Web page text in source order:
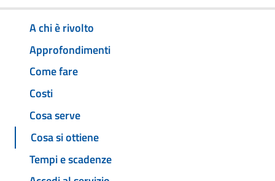
A chi è rivolto
Approfondimenti
Come fare
Costi
Cosa serve
Cosa si ottiene
Tempi e scadenze